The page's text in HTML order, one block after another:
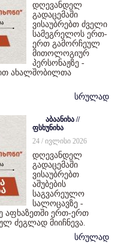
დღევანდელ
გადაცემაში
ვისაუბრებთ ძველი
სამეგრელოს ერთ-
ერთ გამორჩეულ
მითოლოგიურ
პერსონაჟზე -
ახალშობილთა
სრულად
აბაანიხა //
ფსხუნიხა
24 / ივლისი 2026
დღევანდელ
გადაცემაში
ვისაუბრებთ
აშუბების
საგვარეულო
სალოცავზე -
აფხაზეთში ერთ-ერთ
ძეგლად მიიჩნევა.
სრულად